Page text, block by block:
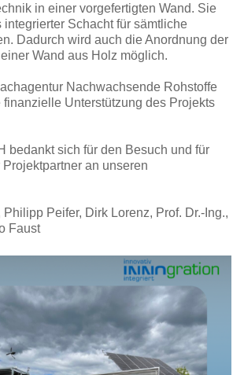
in einer vorgefertigten Wand. Sie
Schacht für sämtliche
Dadurch wird auch die Anordnung der
Wand aus Holz möglich.
Nachwachsende Rohstoffe
finanzielle Unterstützung des Projekts
bedankt sich für den Besuch und für
an unseren
Peifer, Dirk Lorenz, Prof. Dr.-Ing.,
Faust